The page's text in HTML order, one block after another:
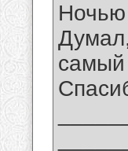
Ночью
самый